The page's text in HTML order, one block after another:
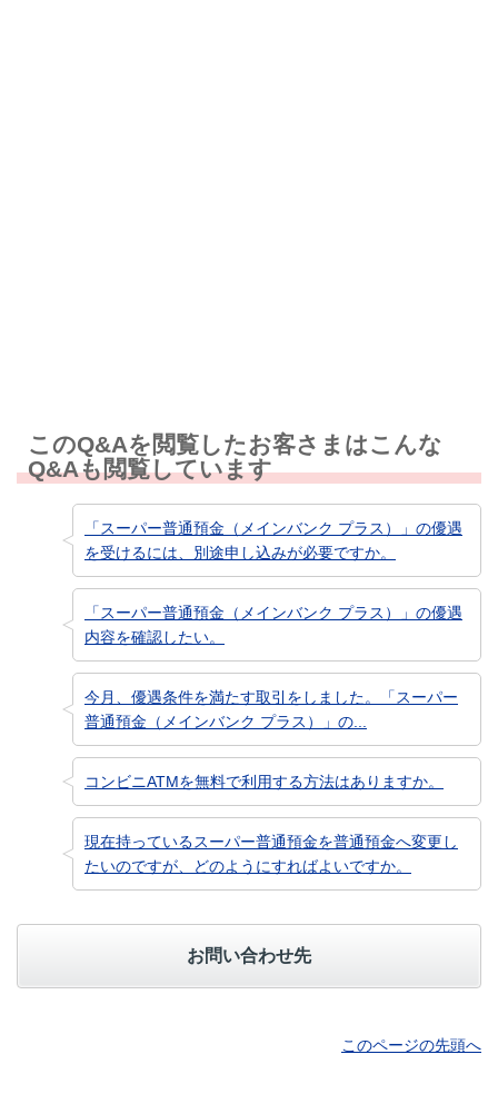
このQ&Aを閲覧したお客さまはこんな
Q&Aも閲覧しています
「スーパー普通預金（メインバンク プラス）」の優遇
を受けるには、別途申し込みが必要ですか。
「スーパー普通預金（メインバンク プラス）」の優遇
内容を確認したい。
今月、優遇条件を満たす取引をしました。「スーパー
普通預金（メインバンク プラス）」の...
コンビニATMを無料で利用する方法はありますか。
現在持っているスーパー普通預金を普通預金へ変更し
たいのですが、どのようにすればよいですか。
お問い合わせ先
このページの先頭へ